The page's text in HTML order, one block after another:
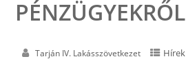
PÉNZÜGYEKRŐL
Tarján IV. Lakásszövetkezet Hírek